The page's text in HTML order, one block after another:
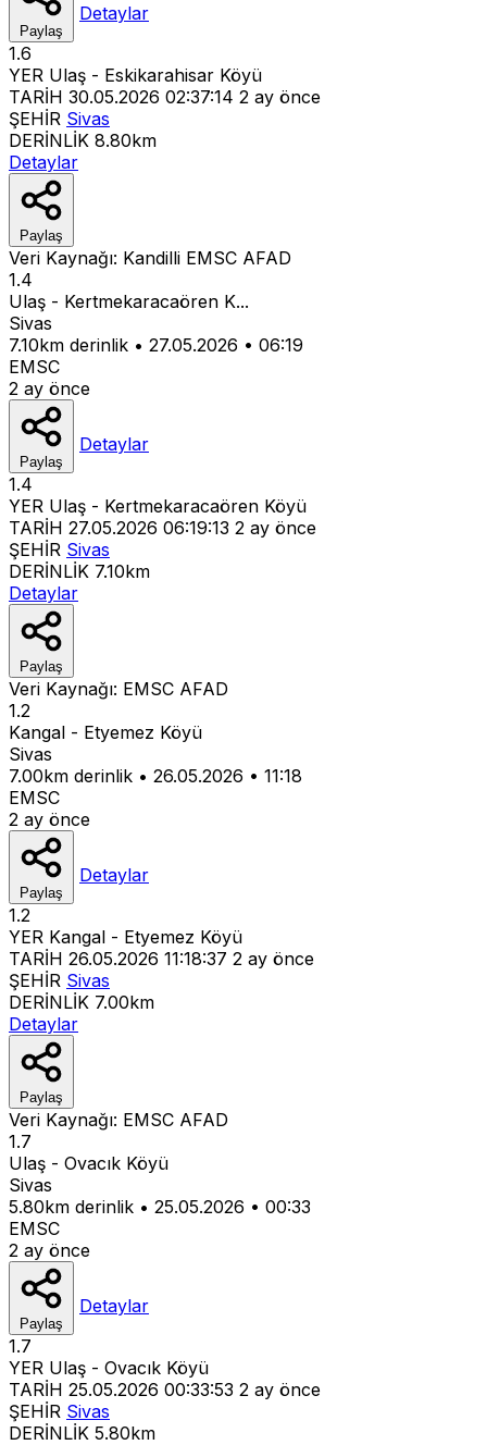
Paylaş
Detaylar
1.6
YER Ulaş - Eskikarahisar Köyü
TARİH 30.05.2026 02:37:14 2 ay önce
ŞEHİR Sivas
DERİNLİK 8.80km
Detaylar
Paylaş
Veri Kaynağı: Kandilli EMSC AFAD
1.4
Ulaş - Kertmekaracaören K...
Sivas
7.10km derinlik • 27.05.2026 • 06:19
EMSC
2 ay önce
Paylaş
Detaylar
1.4
YER Ulaş - Kertmekaracaören Köyü
TARİH 27.05.2026 06:19:13 2 ay önce
ŞEHİR Sivas
DERİNLİK 7.10km
Detaylar
Paylaş
Veri Kaynağı: EMSC AFAD
1.2
Kangal - Etyemez Köyü
Sivas
7.00km derinlik • 26.05.2026 • 11:18
EMSC
2 ay önce
Paylaş
Detaylar
1.2
YER Kangal - Etyemez Köyü
TARİH 26.05.2026 11:18:37 2 ay önce
ŞEHİR Sivas
DERİNLİK 7.00km
Detaylar
Paylaş
Veri Kaynağı: EMSC AFAD
1.7
Ulaş - Ovacık Köyü
Sivas
5.80km derinlik • 25.05.2026 • 00:33
EMSC
2 ay önce
Paylaş
Detaylar
1.7
YER Ulaş - Ovacık Köyü
TARİH 25.05.2026 00:33:53 2 ay önce
ŞEHİR Sivas
DERİNLİK 5.80km